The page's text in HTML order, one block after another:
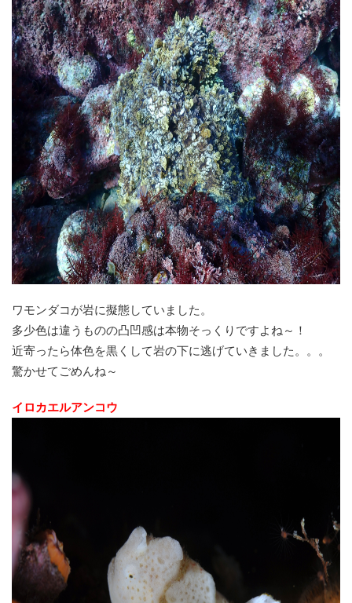
ワモンダコが岩に擬態していました。
多少色は違うものの凸凹感は本物そっくりですよね～！
近寄ったら体色を黒くして岩の下に逃げていきました。。。
驚かせてごめんね～
イロカエルアンコウ